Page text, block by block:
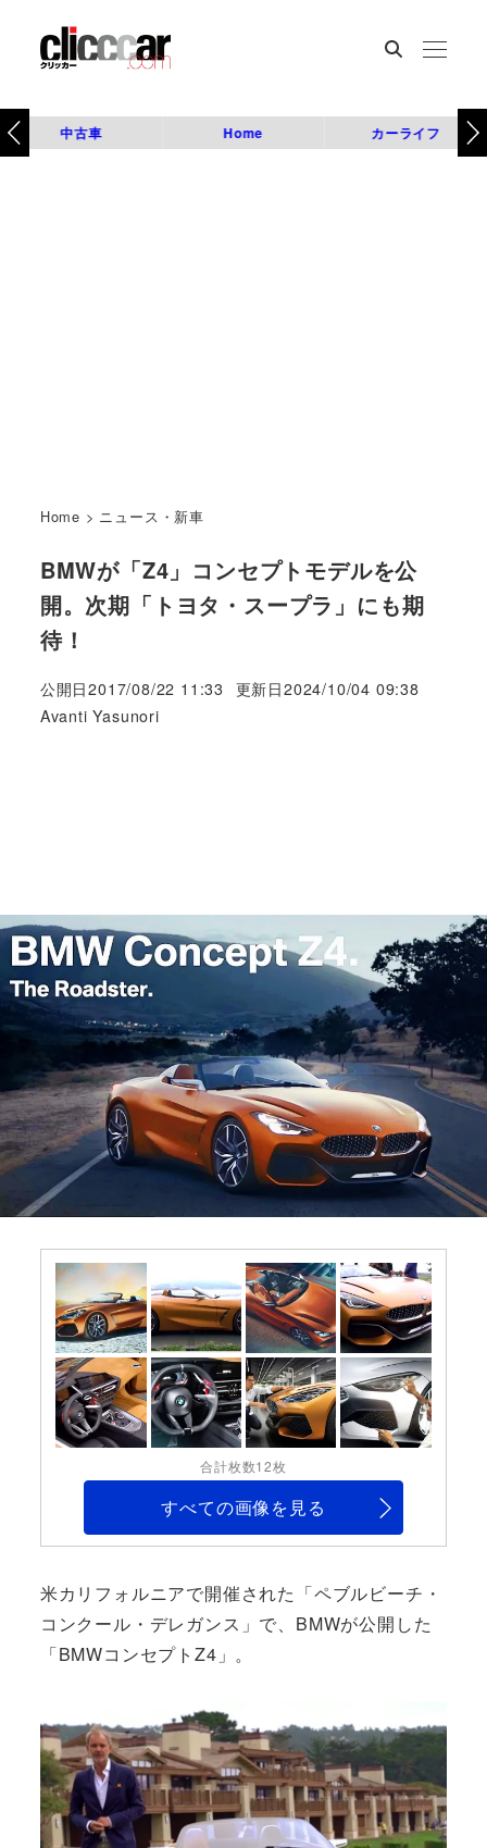
中古車 Home カーライフ
Home > ニュース・新車
BMWが「Z4」コンセプトモデルを公
開。次期「トヨタ・スープラ」にも期
待！
公開日2017/08/22 11:33 更新日2024/10/04 09:38
著
Avanti Yasunori
合計枚数12枚
すべての画像を見る
米カリフォルニアで開催された「ペブルビーチ・
コンクール・デレガンス」で、BMWが公開した
「BMWコンセプトZ4」。